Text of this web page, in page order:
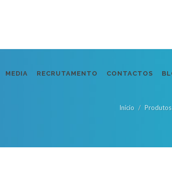
MEDIA RECRUTAMENTO CONTACTOS
Início Produtos